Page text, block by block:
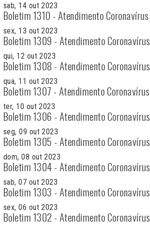
sab, 14 out 2023
Boletim 1310 - Atendimento Coronavírus
sex, 13 out 2023
Boletim 1309 - Atendimento Coronavírus
qui, 12 out 2023
Boletim 1308 - Atendimento Coronavírus
qua, 11 out 2023
Boletim 1307 - Atendimento Coronavírus
ter, 10 out 2023
Boletim 1306 - Atendimento Coronavírus
seg, 09 out 2023
Boletim 1305 - Atendimento Coronavírus
dom, 08 out 2023
Boletim 1304 - Atendimento Coronavírus
sab, 07 out 2023
Boletim 1303 - Atendimento Coronavírus
sex, 06 out 2023
Boletim 1302 - Atendimento Coronavírus